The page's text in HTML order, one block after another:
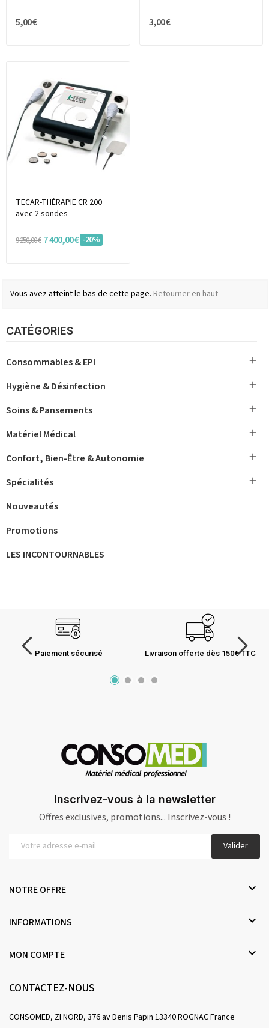
CATÉGORIES
Consommables & EPI 
Hygiène & Désinfection 
Soins & Pansements 
Matériel Médical 
Confort, Bien-Être & Autonomie 
Spécialités 
Nouveautés
Promotions
LES INCONTOURNABLES
5,00 € 3,00 €
TECAR-THÉRAPIE CR 200
avec 2 sondes
9 250,00 € 7 400,00 € -20%
Vous avez atteint le bas de cette page. Retourner en haut
Paiement sécurisé Livraison offerte dès 150€ TTC
Inscrivez-vous à la newsletter
Offres exclusives, promotions... Inscrivez-vous !
Valider
NOTRE OFFRE 
INFORMATIONS 
MON COMPTE 
CONTACTEZ-NOUS
CONSOMED, ZI NORD, 376 av Denis Papin 13340 ROGNAC France